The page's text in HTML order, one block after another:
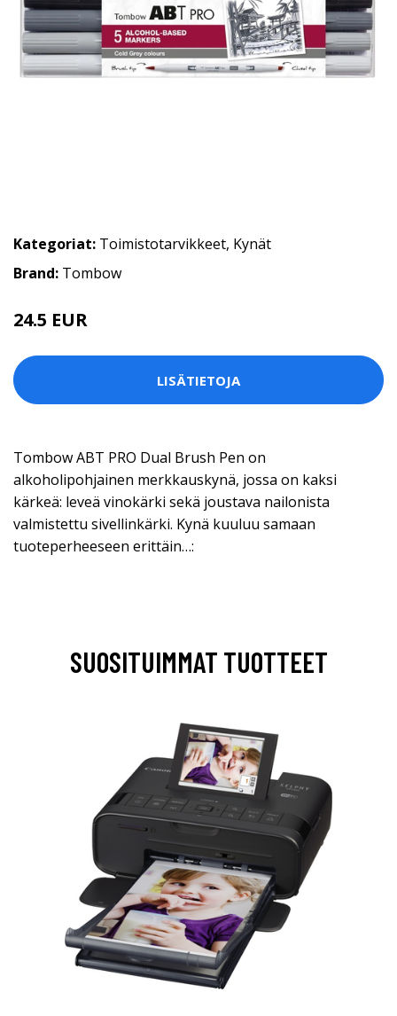
Kategoriat: Toimistotarvikkeet, Kynät
Brand: Tombow
24.5 EUR
LISÄTIETOJA
Tombow ABT PRO Dual Brush Pen on
alkoholipohjainen merkkauskynä, jossa on kaksi
kärkeä: leveä vinokärki sekä joustava nailonista
valmistettu sivellinkärki. Kynä kuuluu samaan
tuoteperheeseen erittäin…:
SUOSITUIMMAT TUOTTEET